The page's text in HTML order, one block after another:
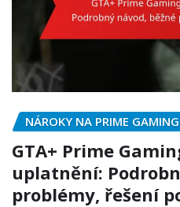
NÁROKY NA PRIME GAMING
GTA+ Prime
uplatnění:
problémy, řešení